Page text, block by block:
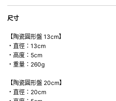
尺寸
【陶瓷圓形盤 13cm】
・直徑：13cm
・高度：5cm
・重量：260g
【陶瓷圓形盤 20cm】
・直徑：20cm